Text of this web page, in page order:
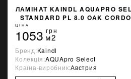
ЛАМІНАТ KAINDL AQUAPRO
STANDARD PL 8.0 OAK
ЦІНА
1053 грн
м2
Бренд:Kaindl
Колекція:AQUApro Select
Країна-виробник:Австрия